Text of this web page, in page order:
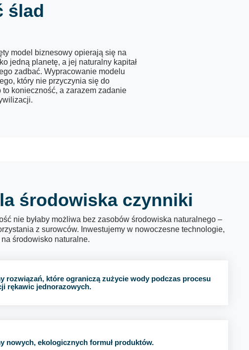
ślad
model biznesowy opierają się na
jedną planetę, a jej naturalny kapitał
zadbać. Wypracowanie modelu
który nie przyczynia się do
konieczność, a zarazem zadanie
środowiska czynniki
nie byłaby możliwa bez zasobów środowiska naturalnego –
z surowców. Inwestujemy w nowoczesne technologie,
środowisko naturalne.
rozwiązań, które ograniczą zużycie wody podczas procesu
rękawic jednorazowych.
nowych, ekologicznych formuł produktów.